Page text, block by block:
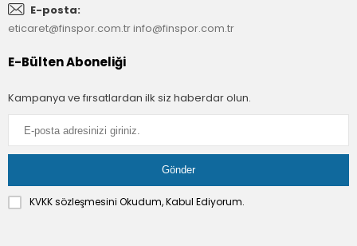
E-posta:
eticaret@finspor.com.trinfo@finspor.com.tr
E-Bülten Aboneliği
Kampanya ve fırsatlardan ilk siz haberdar olun.
KVKK sözleşmesini Okudum, Kabul Ediyorum.